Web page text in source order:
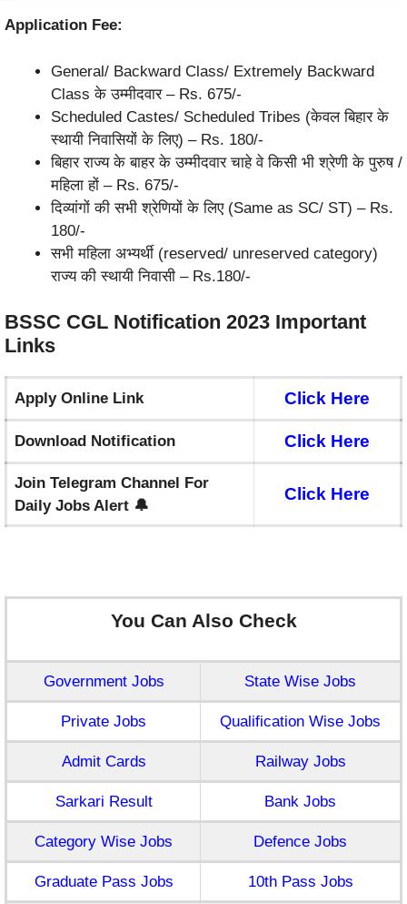
Application Fee:
General/ Backward Class/ Extremely Backward
Class के उम्मीदवार – Rs. 675/-
Scheduled Castes/ Scheduled Tribes (केवल बिहार के
स्थायी निवासियों के लिए) – Rs. 180/-
बिहार राज्य के बाहर के उम्मीदवार चाहे वे किसी भी श्रेणी के पुरुष /
महिला हों – Rs. 675/-
दिव्यांगों की सभी श्रेणियों के लिए (Same as SC/ ST) – Rs.
180/-
सभी महिला अभ्यर्थी (reserved/ unreserved category)
राज्य की स्थायी निवासी – Rs.180/-
BSSC CGL Notification 2023 Important
Links
Apply Online Link Click Here
Download Notification Click Here
Join Telegram Channel For
Daily Jobs Alert 🔔
Click Here
You Can Also Check
Government Jobs State Wise Jobs
Private Jobs Qualification Wise Jobs
Admit Cards Railway Jobs
Sarkari Result Bank Jobs
Category Wise Jobs Defence Jobs
Graduate Pass Jobs 10th Pass Jobs